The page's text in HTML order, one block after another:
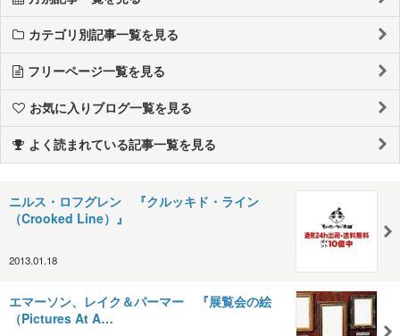
カテゴリ別記事一覧を見る
フリーページ一覧を見る
お気に入りブログ一覧を見る
よく読まれている記事一覧を見る
ニルス・ロフグレン 『クルッキド・ライン
（Crooked Line）』
2013.01.18
エマーソン、レイク＆パーマー 『展覧会の絵
（Pictures At A…